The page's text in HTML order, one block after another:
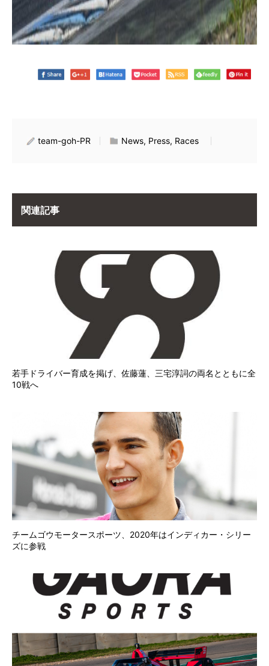
team-goh-PR News, Press, Races
関連記事
若手ドライバー育成を掲げ、佐藤蓮、三宅淳詞の両名とともに全
10戦へ
チームゴウモータースポーツ、2020年はインディカー・シリー
ズに参戦